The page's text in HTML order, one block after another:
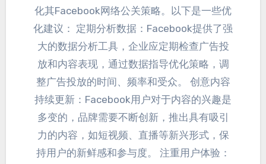
化其Facebook网络公关策略。
以下是一些优
化建议 ： 定期分析数据 ： Facebook提供了强
大的数据分析工具， 企业应定期检查广告投
放和内容表现， 通过数据指导优化策略 ， 调
整广告投放的时间 、 频率和受众。 创意内容
持续更新 ： Facebook用户对于内容的兴趣是
多变的 ， 品牌需要不断创新 ， 推出具有吸引
力的内容 ， 如短视频、 直播等新兴形式， 保
持用户的新鲜感和参与度。 注重用户体验 ：